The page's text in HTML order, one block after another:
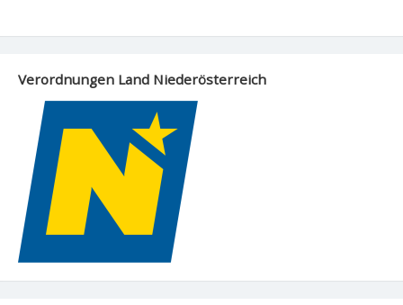
Verordnungen Land Niederösterreich